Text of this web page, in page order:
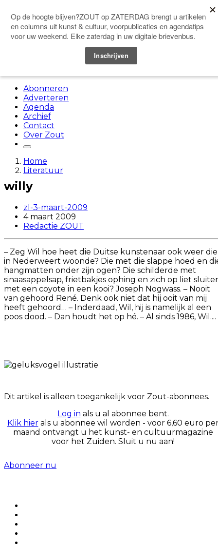
Doneer
Abonneren
Adverteren
Agenda
Archief
Contact
Over Zout
Home
Literatuur
willy
zl-3-maart-2009
4 maart 2009
Redactie ZOUT
– Zeg Wil hoe heet die Duitse kunstenaar ook weer die
in Nederweert woonde? Die met die slappe hoed en
hangmatten onder zijn ogen? Die schilderde met
sinaasappelsap, frietbakjes ophing en zich op liet
met een coyote in een kooi? Joseph Nogwass. – Nooit
van gehoord René. Denk ook niet dat hij ooit van mij
heeft gehoord… – Inderdaad, Wil, hij is namelijk al een
poos dood. – Dan houdt het op hé. – Al sinds 1986, Wil....
Dit artikel is alleen toegankelijk voor Zout-abonnees.
Log in als u al abonnee bent.
Klik hierals u abonnee wil worden - voor 6,60 euro
maand ontvangt u het kunst- en cultuurmagazine
voor het Zuiden. Sluit u nu aan!
Abonneer nu